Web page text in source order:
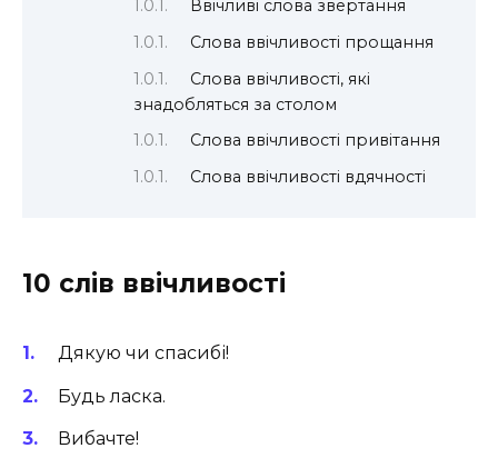
Ввічливі слова звертання
Слова ввічливості прощання
Слова ввічливості, які
знадобляться за столом
Слова ввічливості привітання
Слова ввічливості вдячності
10 слів ввічливості
Дякую чи спасибі!
Будь ласка.
Вибачте!